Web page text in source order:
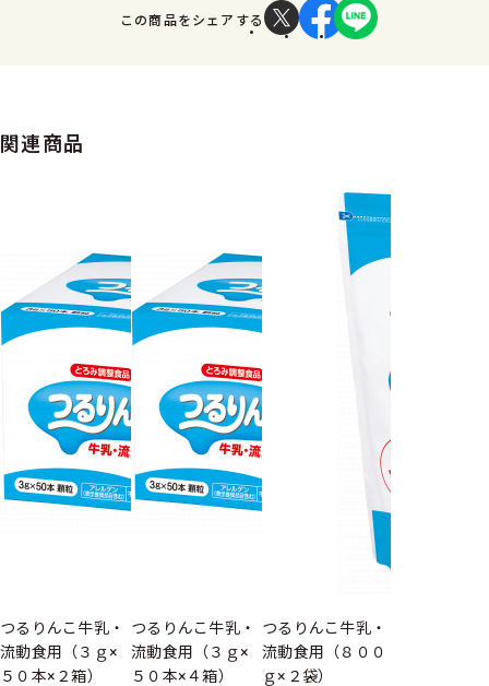
この商品をシェアする
関連商品
つるりんこ牛乳・
流動食用（３ｇ×
５０本×２箱）
つるりんこ牛乳・
流動食用（３ｇ×
５０本×４箱）
つるりんこ牛乳・
流動食用（８００
ｇ×２袋）